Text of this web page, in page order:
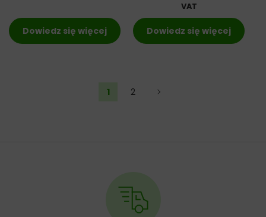
Dowiedz się więcej
VAT
Dowiedz się więcej
1 2 →